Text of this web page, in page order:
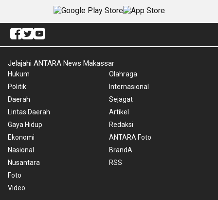
Jelajahi ANTARA News Makassar
Hukum
Politik
Daerah
Lintas Daerah
Gaya Hidup
Ekonomi
Nasional
Nusantara
Foto
Video
Olahraga
Internasional
Sejagat
Artikel
Redaksi
ANTARA Foto
BrandA
RSS